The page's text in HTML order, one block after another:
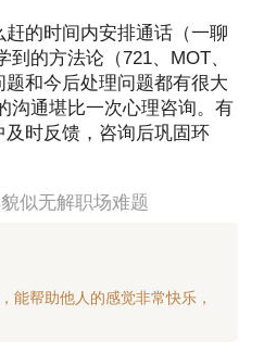
的时间内安排通话（一聊
的方法论（721、MOT、
和今后处理问题都有很大
沟通堪比一次心理咨询。有
时反馈，咨询后巩固环
似无解职场难题
能帮助他人的感觉非常快乐，